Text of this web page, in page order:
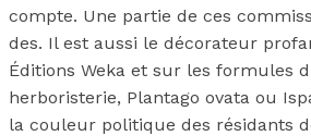
compte. Une partie de ces
des. Il est aussi le décorateur
Éditions Weka et sur les formules
herboristerie, Plantago ovata ou
la couleur politique des résidants